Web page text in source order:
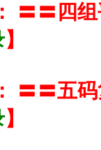
〓〓四
】
〓〓五
】